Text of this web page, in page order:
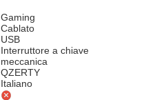
Gaming
Cablato
USB
Interruttore a chiave
meccanica
QZERTY
Italiano